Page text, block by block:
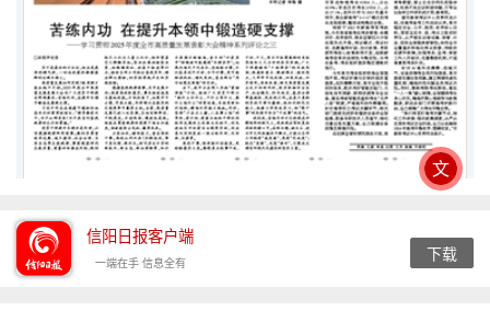
信阳日报客户端
一端在手 信息全有 下载
文